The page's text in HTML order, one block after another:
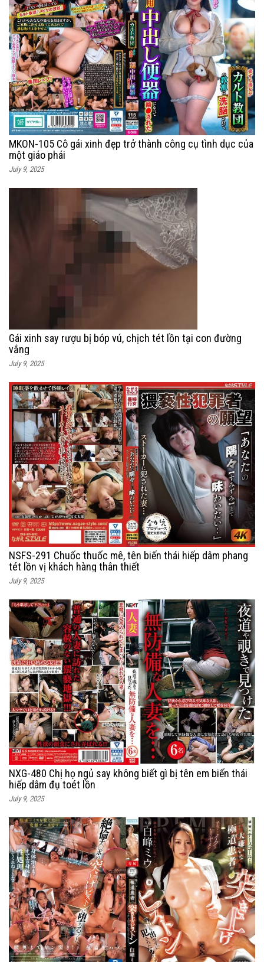
MKON-105 Cô gái xinh đẹp trở thành công cụ tình dục của
một giáo phái
July 9, 2025
Gái xinh say rượu bị bóp vú, chịch tét lồn tại con đường
vắng
July 9, 2025
NSFS-291 Chuốc thuốc mê, tên biến thái hiếp dâm phang
tét lồn vị khách hàng thân thiết
July 9, 2025
NXG-480 Chị họ ngủ say không biết gì bị tên em biến thái
hiếp dâm đụ toét lồn
July 9, 2025